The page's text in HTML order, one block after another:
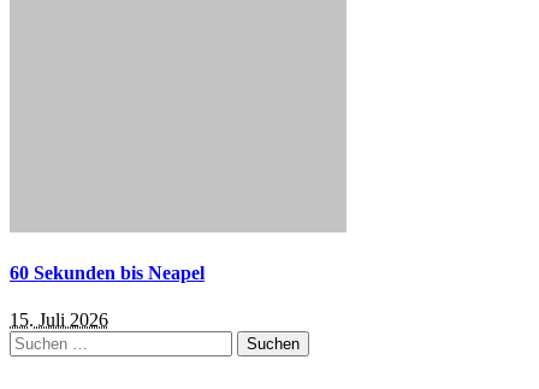
60 Sekunden bis Neapel
15. Juli 2026
Suchen
nach: